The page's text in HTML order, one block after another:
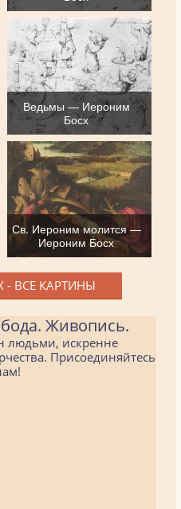
Ведьмы — Иероним
Босх
Св. Иероним молится —
Иероним Босх
ВСЕ КАРТИНЫ
Живопись.
людьми, искренне
Присоединяйтесь